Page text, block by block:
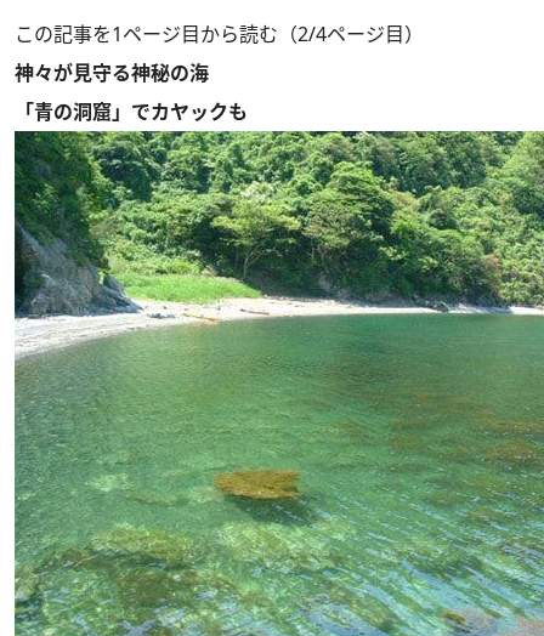
この記事を1ページ目から読む（2/4ページ目）
神々が見守る神秘の海
「青の洞窟」でカヤックも